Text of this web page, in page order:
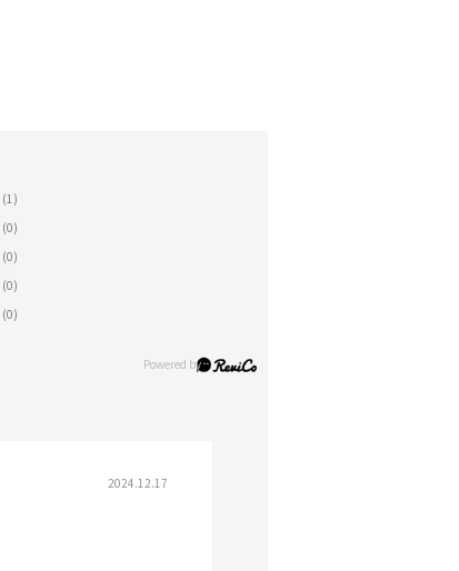
(1)
(0)
(0)
(0)
(0)
2024.12.17